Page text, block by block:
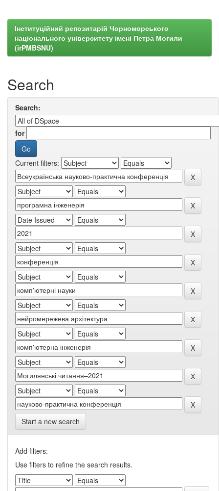
Інституційний репозитарій Чорноморського
національного університету імені Петра Могили
(irPMBSNU)
Search
Search:
for
Current filters:
Start a new search
Add filters:
Use filters to refine the search results.